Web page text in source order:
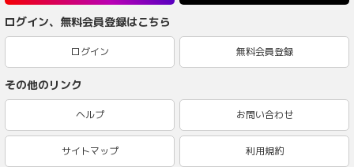
ログイン、無料会員登録はこちら
ログイン 無料会員登録
その他のリンク
ヘルプ お問い合わせ
サイトマップ 利用規約